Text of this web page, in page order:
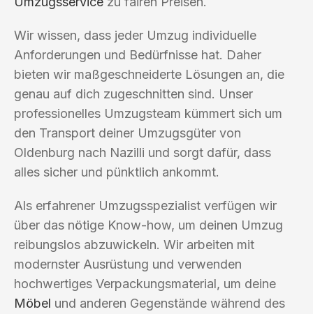
Wir wissen, dass jeder Umzug individuelle
Anforderungen und Bedürfnisse hat. Daher
bieten wir maßgeschneiderte Lösungen an, die
genau auf dich zugeschnitten sind. Unser
professionelles Umzugsteam kümmert sich um
den Transport deiner Umzugsgüter von
Oldenburg nach Nazilli und sorgt dafür, dass
alles sicher und pünktlich ankommt.
Als erfahrener Umzugsspezialist verfügen wir
über das nötige Know-how, um deinen Umzug
reibungslos abzuwickeln. Wir arbeiten mit
modernster Ausrüstung und verwenden
hochwertiges Verpackungsmaterial, um deine
Möbel und anderen Gegenstände während des